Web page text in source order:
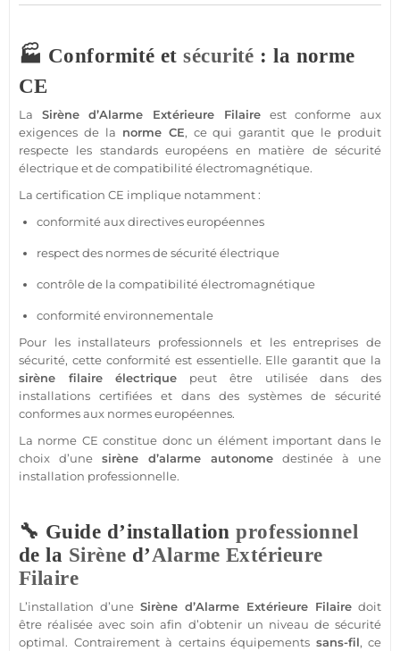
🏭 Conformité etsécurité : la norme
CE
La Sirèned’Alarme Extérieure Filaireest conforme aux
exigences de la norme CE, ce qui garantit que le produit
respecte les standards européens en matière de sécurité
électrique et de compatibilité électromagnétique.
La certification CE implique notamment :
conformité aux directives européennes
respect des normes desécuritéélectrique
contrôle de la compatibilité électromagnétique
conformité environnementale
Pour les installateurs professionnels et les entreprises de
sécurité, cette conformité est essentielle. Elle garantit que la
sirène
filaireélectrique peut être utilisée dans des
installations certifiées et dans des systèmes de sécurité
conformes aux normes européennes.
La norme CE constitue donc un élément important dans le
choix d’une sirène d’alarme autonome destinée à une
installation professionnelle.
🔧 Guide d’installationprofessionnel
de la Sirène d’Alarme Extérieure
Filaire
L’installation d’une Sirène d’Alarme Extérieure Filaire doit
être réalisée avec soin afin d’obtenir un niveau de sécurité
optimal. Contrairement à certains équipements sans-fil, ce